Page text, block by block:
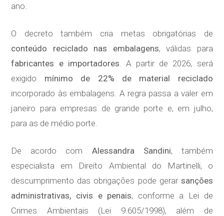
ano.
O decreto também cria metas obrigatórias de
conteúdo reciclado nas embalagens, válidas para
fabricantes e importadores . A partir de 2026, será
exigido mínimo de 22% de material reciclado
incorporado às embalagens. A regra passa a valer em
janeiro para empresas de grande porte e, em julho,
para as de médio porte.
De acordo com Alessandra Sandini, também
especialista em Direito Ambiental do Martinelli, o
descumprimento das obrigações pode gerar sanções
administrativas, civis e penais, conforme a Lei de
Crimes Ambientais (Lei 9.605/1998), além de